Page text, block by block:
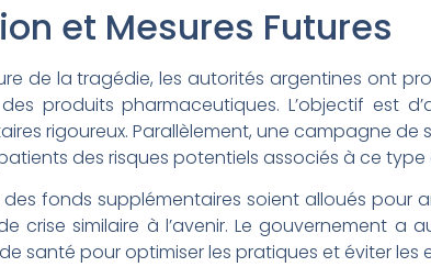
et Mesures Futures
de la tragédie, les autorités argentines ont
produits pharmaceutiques. L’objectif est
rigoureux. Parallèlement, une campagne
des risques potentiels associés à ce
fonds supplémentaires soient alloués pour
crise similaire à l’avenir. Le gouvernement a
santé pour optimiser les pratiques et éviter les